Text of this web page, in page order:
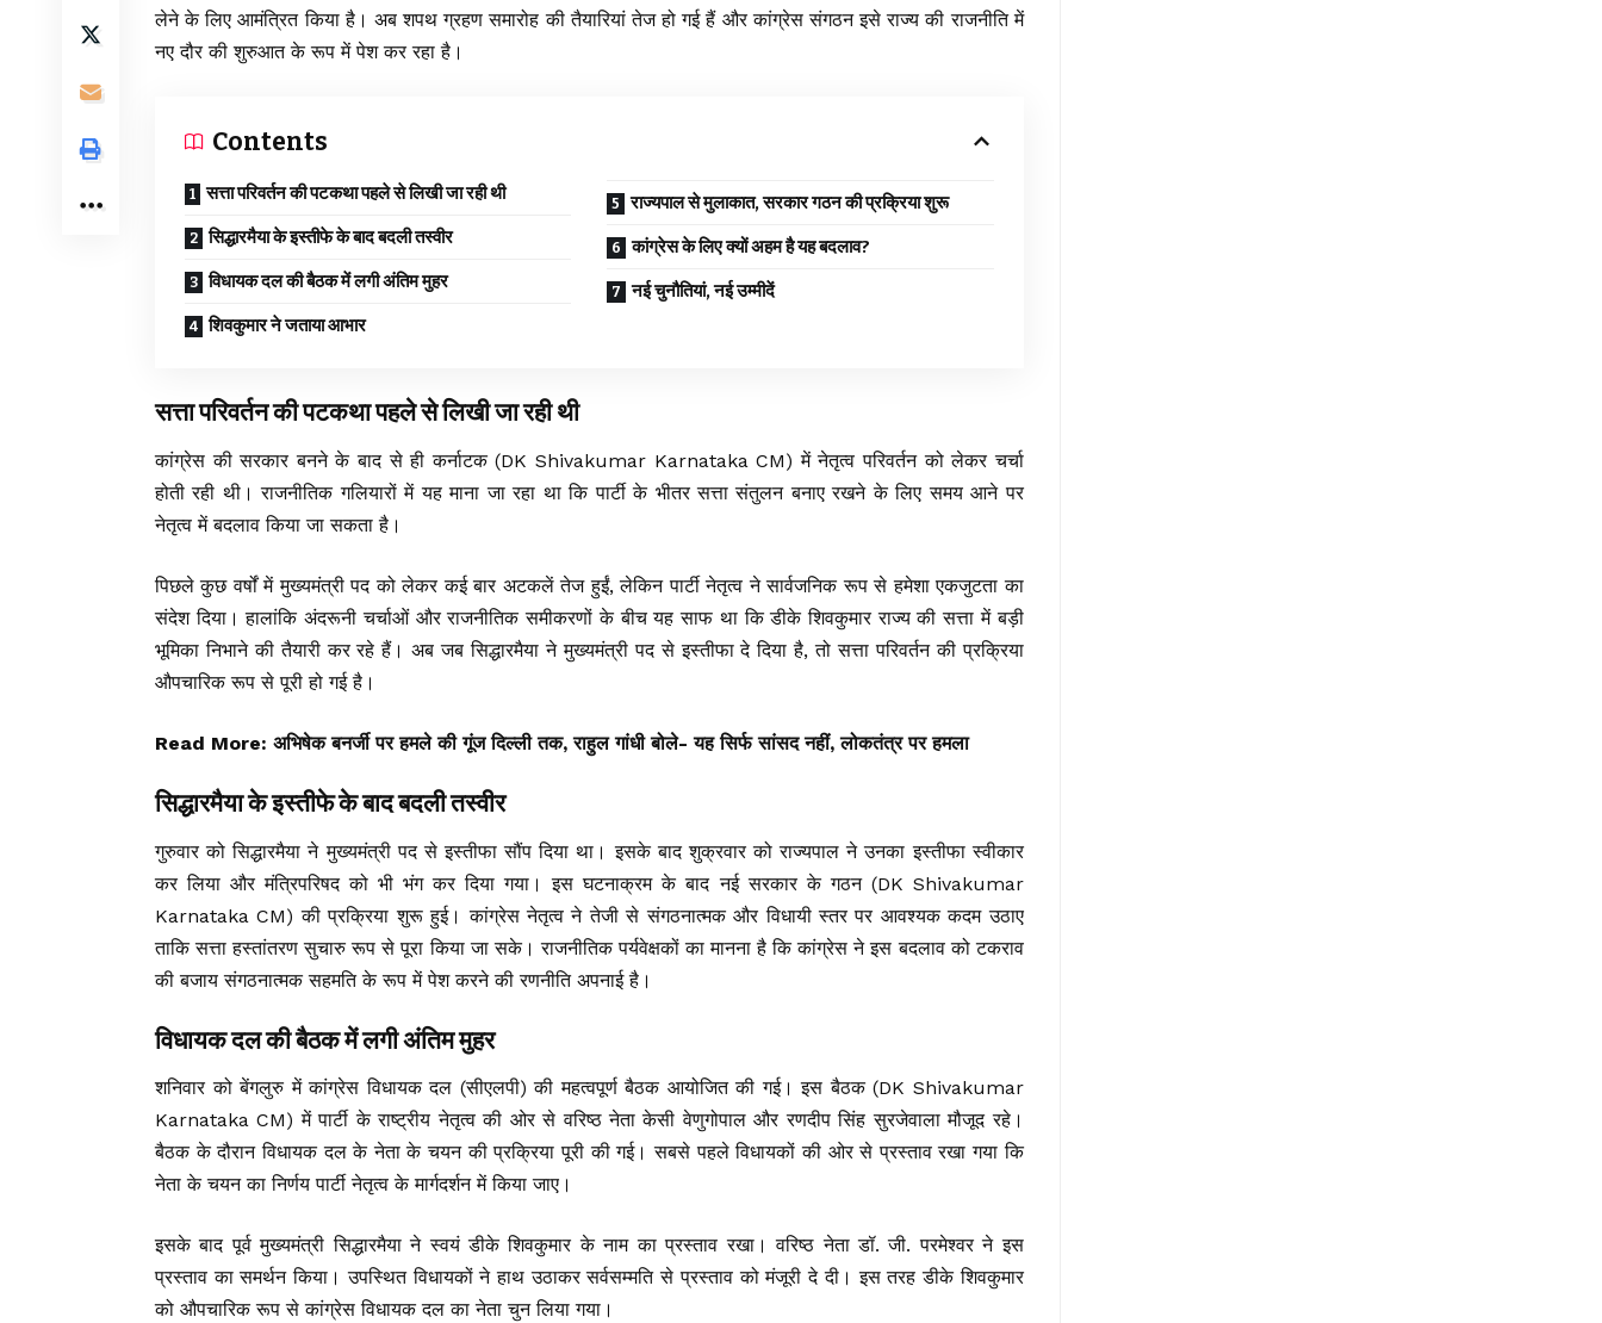
लेने के लिए आमंत्रित किया है। अब शपथ ग्रहण समारोह की तैयारियां तेज हो गई हैं और कांग्रेस संगठन इसे राज्य की राजनीति में
नए दौर की शुरुआत के रूप में पेश कर रहा है।
Contents
सत्ता परिवर्तन की पटकथा पहले से लिखी जा रही थी
सिद्धारमैया के इस्तीफे के बाद बदली तस्वीर
विधायक दल की बैठक में लगी अंतिम मुहर
शिवकुमार ने जताया आभार
राज्यपाल से मुलाकात, सरकार गठन की प्रक्रिया शुरू
कांग्रेस के लिए क्यों अहम है यह बदलाव?
नई चुनौतियां, नई उम्मीदें
सत्ता परिवर्तन की पटकथा पहले से लिखी जा रही थी
कांग्रेस की सरकार बनने के बाद से ही कर्नाटक (DK Shivakumar Karnataka CM) में नेतृत्व परिवर्तन को लेकर चर्चा
होती रही थी। राजनीतिक गलियारों में यह माना जा रहा था कि पार्टी के भीतर सत्ता संतुलन बनाए रखने के लिए समय आने पर
नेतृत्व में बदलाव किया जा सकता है।
पिछले कुछ वर्षों में मुख्यमंत्री पद को लेकर कई बार अटकलें तेज हुईं, लेकिन पार्टी नेतृत्व ने सार्वजनिक रूप से हमेशा एकजुटता का
संदेश दिया। हालांकि अंदरूनी चर्चाओं और राजनीतिक समीकरणों के बीच यह साफ था कि डीके शिवकुमार राज्य की सत्ता में बड़ी
भूमिका निभाने की तैयारी कर रहे हैं। अब जब सिद्धारमैया ने मुख्यमंत्री पद से इस्तीफा दे दिया है, तो सत्ता परिवर्तन की प्रक्रिया
औपचारिक रूप से पूरी हो गई है।
Read More: अभिषेक बनर्जी पर हमले की गूंज दिल्ली तक, राहुल गांधी बोले- यह सिर्फ सांसद नहीं, लोकतंत्र पर हमला
सिद्धारमैया के इस्तीफे के बाद बदली तस्वीर
गुरुवार को सिद्धारमैया ने मुख्यमंत्री पद से इस्तीफा सौंप दिया था। इसके बाद शुक्रवार को राज्यपाल ने उनका इस्तीफा स्वीकार
कर लिया और मंत्रिपरिषद को भी भंग कर दिया गया। इस घटनाक्रम के बाद नई सरकार के गठन (DK Shivakumar
Karnataka CM) की प्रक्रिया शुरू हुई। कांग्रेस नेतृत्व ने तेजी से संगठनात्मक और विधायी स्तर पर आवश्यक कदम उठाए
ताकि सत्ता हस्तांतरण सुचारु रूप से पूरा किया जा सके। राजनीतिक पर्यवेक्षकों का मानना है कि कांग्रेस ने इस बदलाव को टकराव
की बजाय संगठनात्मक सहमति के रूप में पेश करने की रणनीति अपनाई है।
विधायक दल की बैठक में लगी अंतिम मुहर
शनिवार को बेंगलुरु में कांग्रेस विधायक दल (सीएलपी) की महत्वपूर्ण बैठक आयोजित की गई। इस बैठक (DK Shivakumar
Karnataka CM) में पार्टी के राष्ट्रीय नेतृत्व की ओर से वरिष्ठ नेता केसी वेणुगोपाल और रणदीप सिंह सुरजेवाला मौजूद रहे।
बैठक के दौरान विधायक दल के नेता के चयन की प्रक्रिया पूरी की गई। सबसे पहले विधायकों की ओर से प्रस्ताव रखा गया कि
नेता के चयन का निर्णय पार्टी नेतृत्व के मार्गदर्शन में किया जाए।
इसके बाद पूर्व मुख्यमंत्री सिद्धारमैया ने स्वयं डीके शिवकुमार के नाम का प्रस्ताव रखा। वरिष्ठ नेता डॉ. जी. परमेश्वर ने इस
प्रस्ताव का समर्थन किया। उपस्थित विधायकों ने हाथ उठाकर सर्वसम्मति से प्रस्ताव को मंजूरी दे दी। इस तरह डीके शिवकुमार
को औपचारिक रूप से कांग्रेस विधायक दल का नेता चुन लिया गया।